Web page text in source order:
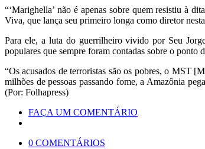
“‘Marighella’ não é apenas sobre quem resistiu à
Viva, que lança seu primeiro longa como diretor
Para ele, a luta do guerrilheiro vivido por Seu
populares que sempre foram contadas sobre o ponto
“Os acusados de terroristas são os pobres, o MST
milhões de pessoas passando fome, a Amazônia
(Por: Folhapress)
FAÇA UM COMENTÁRIO
0 COMENTÁRIOS